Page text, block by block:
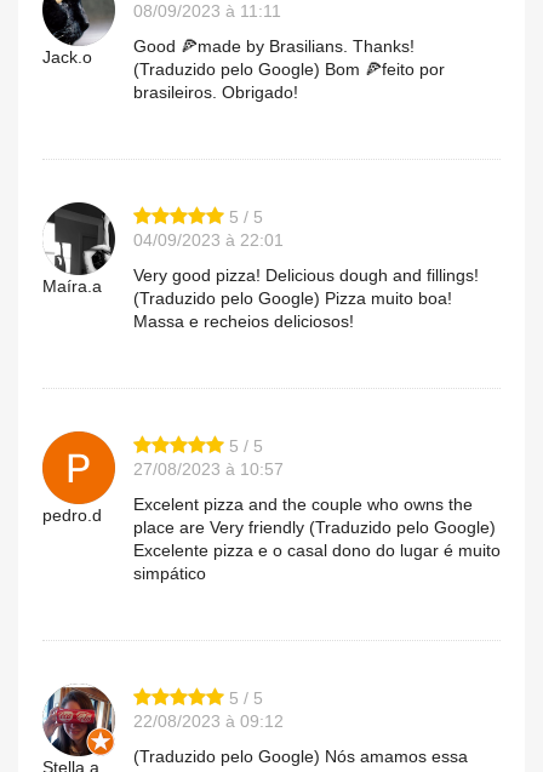
Jack.o
08/09/2023 à 11:11
Good 🍕made by Brasilians. Thanks!
(Traduzido pelo Google) Bom 🍕feito por
brasileiros. Obrigado!
Maíra.a
5 / 5
04/09/2023 à 22:01
Very good pizza! Delicious dough and fillings!
(Traduzido pelo Google) Pizza muito boa!
Massa e recheios deliciosos!
pedro.d
5 / 5
27/08/2023 à 10:57
Excelent pizza and the couple who owns the
place are Very friendly (Traduzido pelo Google)
Excelente pizza e o casal dono do lugar é muito
simpático
Stella.a
5 / 5
22/08/2023 à 09:12
(Traduzido pelo Google) Nós amamos essa